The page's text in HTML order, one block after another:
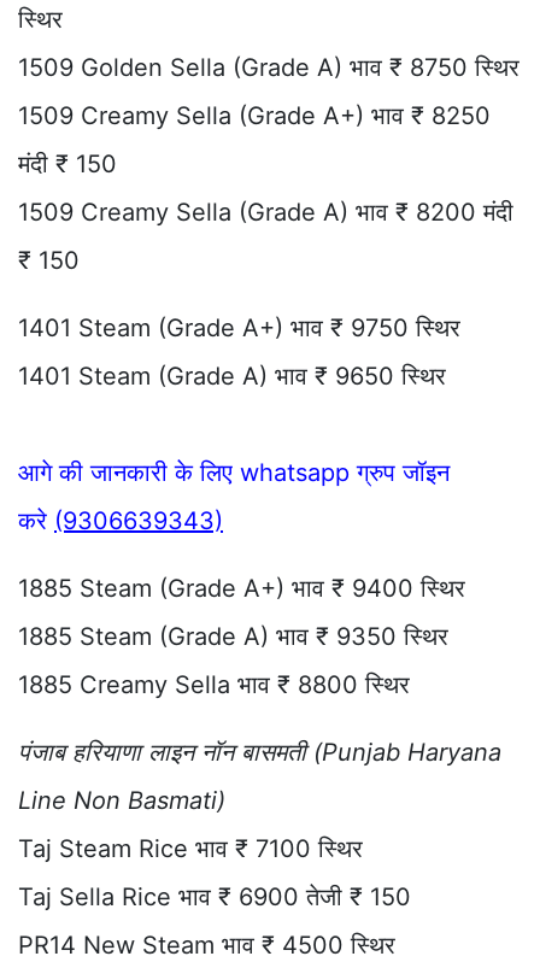
स्थिर
1509 Golden Sella (Grade A) भाव ₹ 8750 स्थिर
1509 Creamy Sella (Grade A+) भाव ₹ 8250
मंदी ₹ 150
1509 Creamy Sella (Grade A) भाव ₹ 8200 मंदी
₹ 150
1401 Steam (Grade A+) भाव ₹ 9750 स्थिर
1401 Steam (Grade A) भाव ₹ 9650 स्थिर
आगे की जानकारी के लिए whatsapp ग्रुप जॉइन
करे (9306639343)
1885 Steam (Grade A+) भाव ₹ 9400 स्थिर
1885 Steam (Grade A) भाव ₹ 9350 स्थिर
1885 Creamy Sella भाव ₹ 8800 स्थिर
पंजाब हरियाणा लाइन नॉन बासमती (Punjab Haryana
Line Non Basmati)
Taj Steam Rice भाव ₹ 7100 स्थिर
Taj Sella Rice भाव ₹ 6900 तेजी ₹ 150
PR14 New Steam भाव ₹ 4500 स्थिर